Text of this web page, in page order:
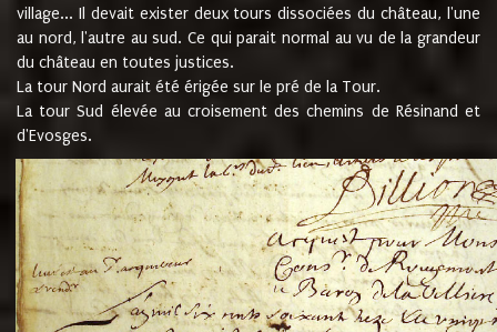
village... Il devait exister deux tours dissociées du château, l'une
au nord, l'autre au sud. Ce qui parait normal au vu de la grandeur
du château en toutes justices.
La tour Nord aurait été érigée sur le pré de la Tour.
La tour Sud élevée au croisement des chemins de Résinand et
d'Evosges.